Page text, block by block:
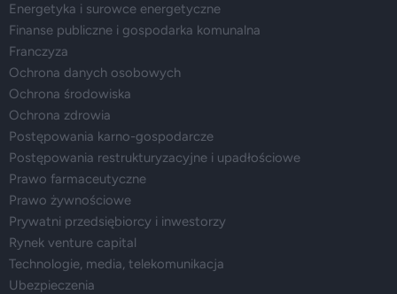
Energetyka i surowce energetyczne
Finanse publiczne i gospodarka komunalna
Franczyza
Ochrona danych osobowych
Ochrona środowiska
Ochrona zdrowia
Postępowania karno-gospodarcze
Postępowania restrukturyzacyjne i upadłościowe
Prawo farmaceutyczne
Prawo żywnościowe
Prywatni przedsiębiorcy i inwestorzy
Rynek venture capital
Technologie, media, telekomunikacja
Ubezpieczenia